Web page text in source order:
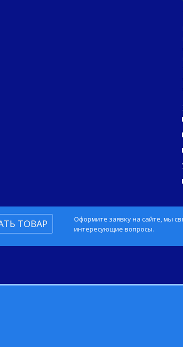
ТОВАР
Оформите заявку на сайте, мы
интересующие вопросы.